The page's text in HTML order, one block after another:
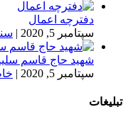
دفترچه اعمال
سپتامبر 5, 2020
|
شهید حاج قاسم
سپتامبر 5, 2020
|
تبلیغات